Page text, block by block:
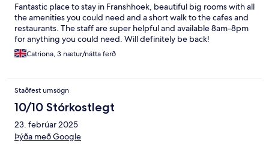
Fantastic place to stay in Franshhoek, beautiful big rooms with all
the amenities you could need and a short walk to the cafes and
restaurants. The staff are super helpful and available 8am-8pm
for anything you could need. Will definitely be back!
Catriona, 3 nætur/nátta ferð
Staðfest umsögn
10/10 Stórkostlegt
23. febrúar 2025
Þýða með Google